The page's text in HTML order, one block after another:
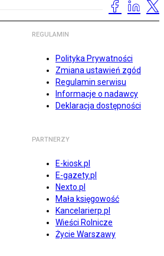
REGULAMIN
Polityka Prywatności
Zmiana ustawień zgód
Regulamin serwisu
Informacje o nadawcy
Deklaracja dostępności
PARTNERZY
E-kiosk.pl
E-gazety.pl
Nexto.pl
Mała księgowość
Kancelarierp.pl
Wieści Rolnicze
Życie Warszawy